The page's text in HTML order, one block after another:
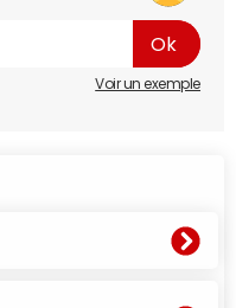
Voir un exemple